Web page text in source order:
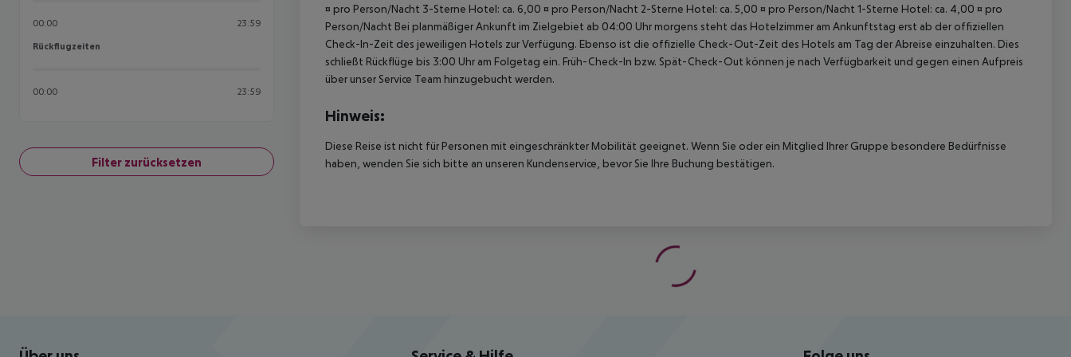
00:00 23:59
Rückflugzeiten
Rückflugzeiten
00:00 23:59
Filter zurücksetzen
¤ pro Person/Nacht 3-Sterne Hotel: ca. 6,00 ¤ pro Person/Nacht 2-Sterne Hotel: ca. 5,00 ¤ pro Person/Nacht 1-Sterne Hotel: ca. 4,00 ¤ pro
Person/Nacht Bei planmäßiger Ankunft im Zielgebiet ab 04:00 Uhr morgens steht das Hotelzimmer am Ankunftstag erst ab der offiziellen
Check-In-Zeit des jeweiligen Hotels zur Verfügung. Ebenso ist die offizielle Check-Out-Zeit des Hotels am Tag der Abreise einzuhalten. Dies
schließt Rückflüge bis 3:00 Uhr am Folgetag ein. Früh-Check-In bzw. Spät-Check-Out können je nach Verfügbarkeit und gegen einen Aufpreis
über unser Service Team hinzugebucht werden.
Hinweis:
Diese Reise ist nicht für Personen mit eingeschränkter Mobilität geeignet. Wenn Sie oder ein Mitglied Ihrer Gruppe besondere Bedürfnisse
haben, wenden Sie sich bitte an unseren Kundenservice, bevor Sie Ihre Buchung bestätigen.